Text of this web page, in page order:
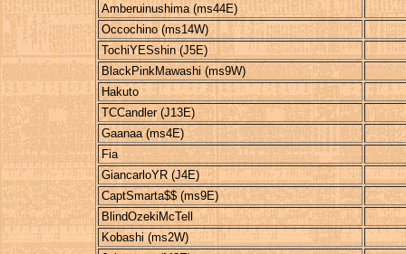
Amberuinushima (ms44E)
Occochino (ms14W)
TochiYESshin (J5E)
BlackPinkMawashi (ms9W)
Hakuto
TCCandler (J13E)
Gaanaa (ms4E)
Fia
GiancarloYR (J4E)
CaptSmarta$$ (ms9E)
BlindOzekiMcTell
Kobashi (ms2W)